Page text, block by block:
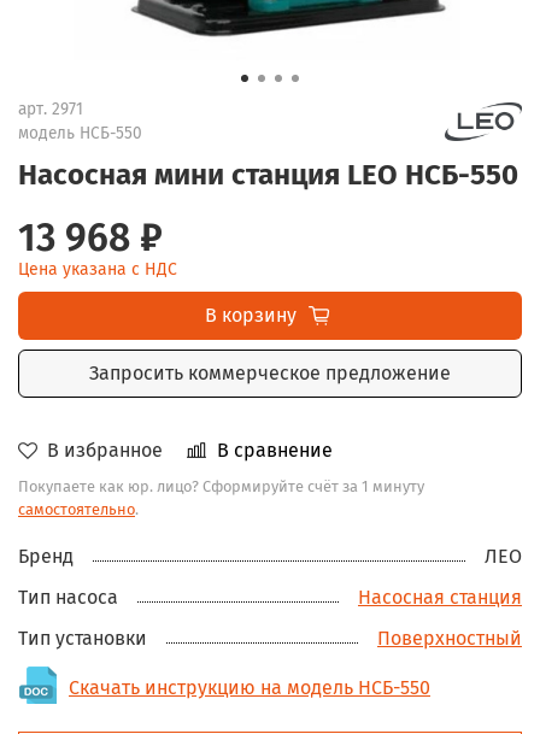
арт. 2971
модель НСБ-550
Насосная мини станция LEO НСБ-550
В избранное В сравнение
Покупаете как юр. лицо? Сформируйте счёт за 1 минуту
самостоятельно.
13 968 ₽
Цена указана с НДС
В корзину
Запросить коммерческое предложение
Бренд
ЛЕО
Тип насоса
Насосная станция
Тип установки
Поверхностный
Скачать инструкцию на модель НСБ-550